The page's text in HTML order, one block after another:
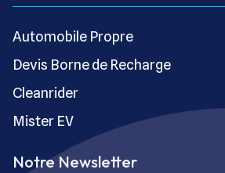
Automobile Propre
Devis Borne de Recharge
Cleanrider
Mister EV
Notre Newsletter